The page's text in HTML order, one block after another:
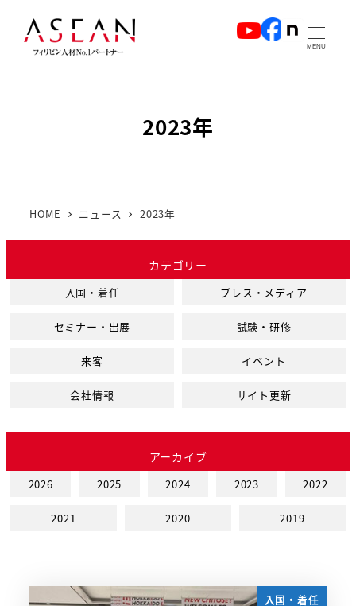
動
MENU
2023年
HOME ニュース 2023年
カテゴリー
入国・着任 プレス・メディア
セミナー・出展 試験・研修
来客 イベント
会社情報 サイト更新
アーカイブ
2026 2025 2024 2023 2022
2021 2020 2019
入国・着任